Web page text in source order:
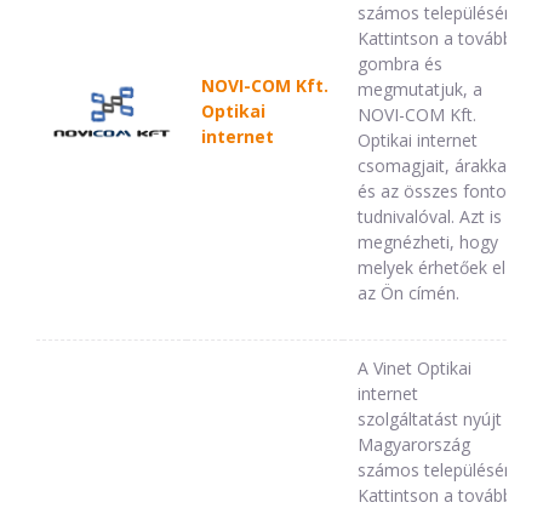
NOVI-COM Kft.
Optikai
internet
számos településén.
Kattintson a tovább
gombra és
megmutatjuk, a
NOVI-COM Kft.
Optikai internet
csomagjait, árakkal,
és az összes fontos
tudnivalóval. Azt is
megnézheti, hogy
melyek érhetőek el
az Ön címén.
A Vinet Optikai
internet
szolgáltatást nyújt
Magyarország
számos településén.
Kattintson a tovább